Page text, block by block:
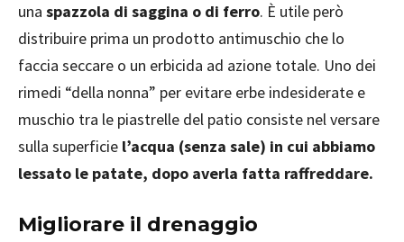
una spazzola di saggina o di ferro. È utile però
distribuire prima un prodotto antimuschio che lo
faccia seccare o un erbicida ad azione totale. Uno dei
rimedi “della nonna” per evitare erbe indesiderate e
muschio tra le piastrelle del patio consiste nel versare
sulla superficie l’acqua (senza sale) in cui abbiamo
lessato le patate, dopo averla fatta raffreddare.
Migliorare il drenaggio